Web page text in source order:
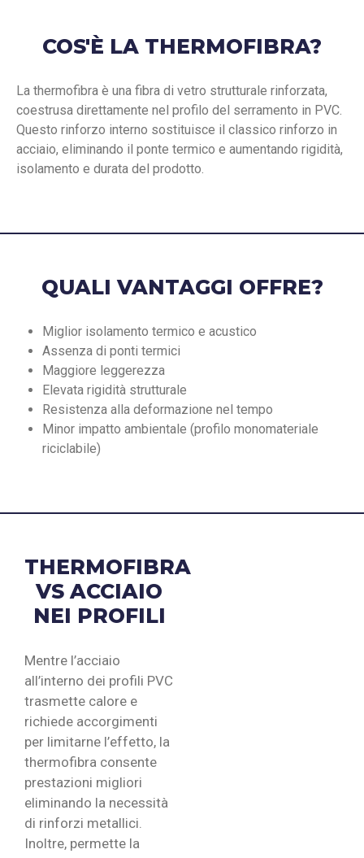
COS'È LA THERMOFIBRA?
La thermofibra è una fibra di vetro strutturale rinforzata,
coestrusa direttamente nel profilo del serramento in PVC.
Questo rinforzo interno sostituisce il classico rinforzo in
acciaio, eliminando il ponte termico e aumentando rigidità,
isolamento e durata del prodotto.
QUALI VANTAGGI OFFRE?
Miglior isolamento termico e acustico
Assenza di ponti termici
Maggiore leggerezza
Elevata rigidità strutturale
Resistenza alla deformazione nel tempo
Minor impatto ambientale (profilo monomateriale
riciclabile)
THERMOFIBRA
VS ACCIAIO
NEI PROFILI
Mentre l’acciaio
all’interno dei profili PVC
trasmette calore e
richiede accorgimenti
per limitarne l’effetto, la
thermofibra consente
prestazioni migliori
eliminando la necessità
di rinforzi metallici.
Inoltre, permette la